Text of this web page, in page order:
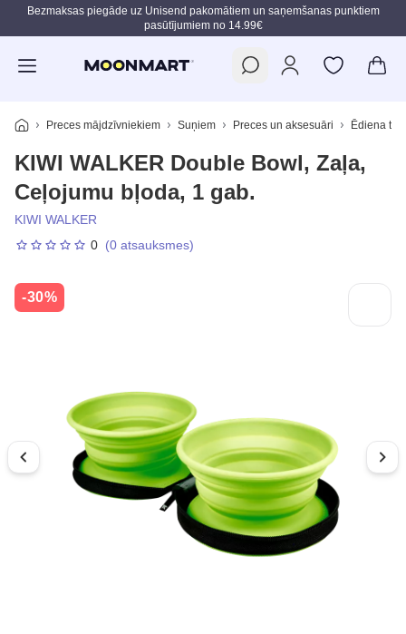
Pāriet uz galveno saturu
Bezmaksas piegāde uz Unisend pakomātiem un saņemšanas punktiem
pasūtījumiem no 14.99€
Preces mājdzīvniekiem Suņiem Preces un aksesuāri Ēdiena
KIWI WALKER Double Bowl, Zaļa,
Ceļojumu bļoda, 1 gab.
KIWI WALKER
0 (0 atsauksmes)
-30%